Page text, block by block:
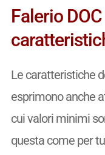
Falerio
Le caratteristiche
esprimono anche
cui valori minimi
questa come per